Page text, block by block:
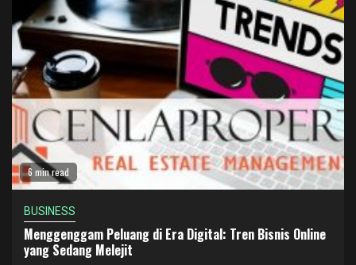
6 min read
BUSINESS
Menggenggam Peluang di Era Digital: Tren Bisnis Online
yang Sedang Melejit